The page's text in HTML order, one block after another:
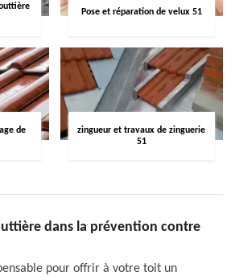
Pose et réparation de velux 51
de
zingueur et travaux de zinguerie
51
dans la prévention contre
pour offrir à votre toit un